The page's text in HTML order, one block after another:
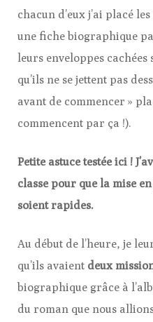
chacun d’eux j’ai placé
une fiche biographique
leurs enveloppes cachées
qu’ils ne se jettent pas
avant de commencer »
commencent par ça !).
Petite astuce testée ici !
classe pour que la mise
soient rapides.
Au début de l’heure, je
qu’ils avaient deux
biographique grâce à
du roman que nous